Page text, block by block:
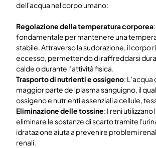
dell'acqua nel corpo umano:
Regolazione della temperatura corporea
fondamentale per mantenere una
stabile. Attraverso la sudorazione, il corpo
eccesso, permettendo di raffreddarsi
calde o durante l’attività fisica.
Trasporto di nutrienti e ossigeno:
maggior parte del plasma sanguigno, il
ossigeno e nutrienti essenziali a cellule,
Eliminazione delle tossine: I reni
eliminare le sostanze di scarto tramite
idratazione aiuta a prevenire problemi
renali.